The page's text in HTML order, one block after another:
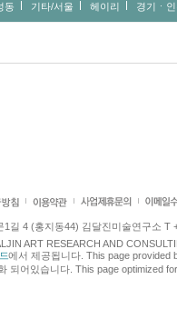
동
기타/서울 헤이리 경기ㆍ
1길 4 (홍지동44) 김달진미술연구소 T
ART RESEARCH AND
에서 제공됩니다. This page provided
되어있습니다. This page optimized